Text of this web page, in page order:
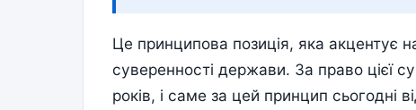
Це принципова позиція, яка акцентує
суверенності держави. За право цієї
років, і саме за цей принцип сьогодні